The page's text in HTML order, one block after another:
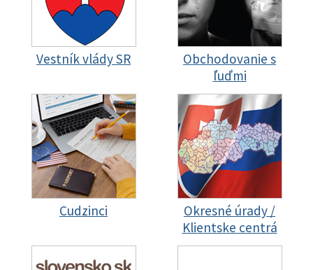
Vestník vlády SR
Obchodovanie s
ľuďmi
Cudzinci
Okresné úrady /
Klientske centrá